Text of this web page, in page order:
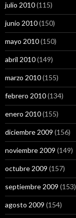
julio 2010(115)
junio 2010(150)
mayo 2010(150)
abril 2010(149)
marzo 2010(155)
febrero 2010(134)
enero 2010(155)
diciembre 2009 (156)
noviembre 2009 (149)
octubre 2009 (157)
septiembre 2009 (153)
agosto 2009 (154)